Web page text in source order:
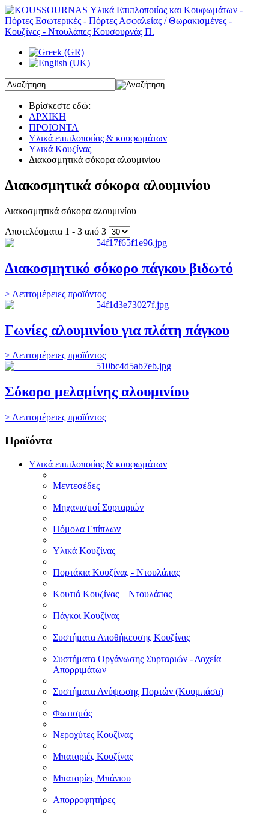
Βρίσκεστε εδώ:
ΑΡΧΙΚΗ
ΠΡΟΙΟΝΤΑ
Υλικά επιπλοποιίας & κουφωμάτων
Υλικά Κουζίνας
Διακοσμητικά σόκορα αλουμινίου
Διακοσμητικά σόκορα αλουμινίου
Διακοσμητικά σόκορα αλουμινίου
Αποτελέσματα 1 - 3 από 3
Διακοσμητικό σόκορο πάγκου βιδωτό
> Λεπτομέρειες προϊόντος
Γωνίες αλουμινίου για πλάτη πάγκου
> Λεπτομέρειες προϊόντος
Σόκορο μελαμίνης αλουμινίου
> Λεπτομέρειες προϊόντος
Προϊόντα
Υλικά επιπλοποιίας & κουφωμάτων
Μεντεσέδες
Μηχανισμοί Συρταριών
Πόμολα Επίπλων
Υλικά Κουζίνας
Πορτάκια Κουζίνας - Ντουλάπας
Κουτιά Κουζίνας – Ντουλάπας
Πάγκοι Κουζίνας
Συστήματα Αποθήκευσης Κουζίνας
Συστήματα Οργάνωσης Συρταριών - Δοχεία
Απορριμάτων
Συστήματα Ανύψωσης Πορτών (Κουμπάσα)
Φωτισμός
Νεροχύτες Κουζίνας
Μπαταριές Κουζίνας
Μπαταρίες Μπάνιου
Απορροφητήρες